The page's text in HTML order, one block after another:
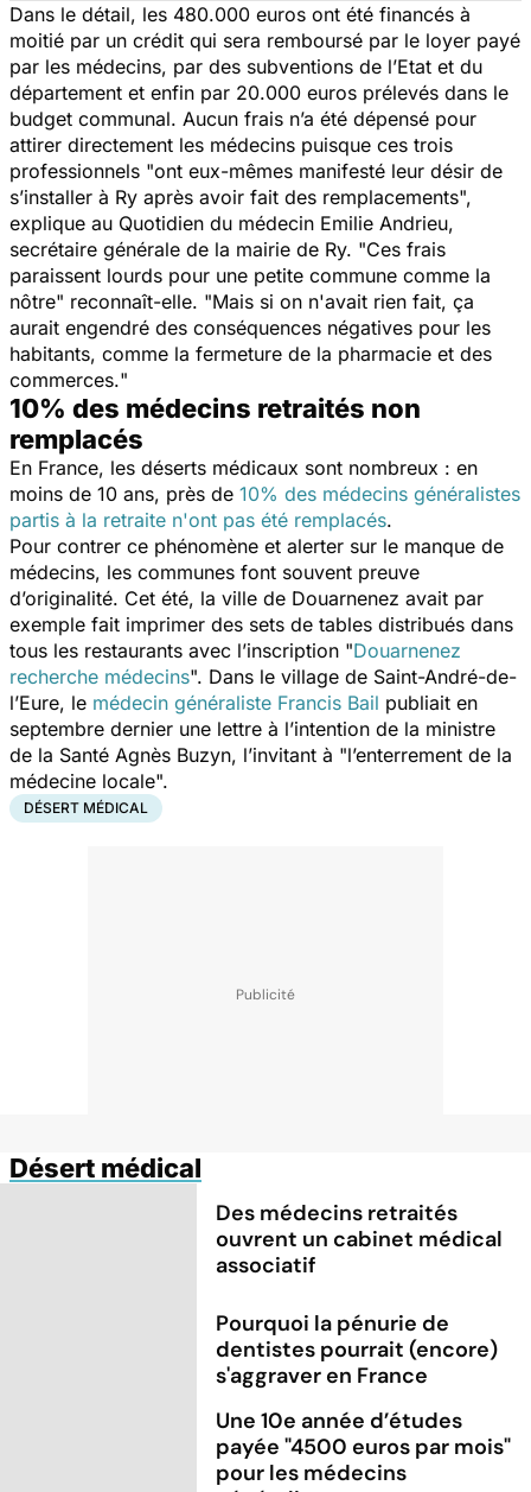
Dans le détail, les 480.000 euros ont été financés à
moitié par un crédit qui sera remboursé par le loyer payé
par les médecins, par des subventions de l’Etat et du
département et enfin par 20.000 euros prélevés dans le
budget communal. Aucun frais n’a été dépensé pour
attirer directement les médecins puisque ces trois
professionnels "ont eux-mêmes manifesté leur désir de
s’installer à Ry après avoir fait des remplacements",
explique au Quotidien du médecin Emilie Andrieu,
secrétaire générale de la mairie de Ry. "Ces frais
paraissent lourds pour une petite commune comme la
nôtre" reconnaît-elle. "Mais si on n'avait rien fait, ça
aurait engendré des conséquences négatives pour les
habitants, comme la fermeture de la pharmacie et des
commerces."
10% des médecins retraités non
remplacés
En France, les déserts médicaux sont nombreux : en
moins de 10 ans, près de 10% des médecins généralistes
partis à la retraite n'ont pas été remplacés.
Pour contrer ce phénomène et alerter sur le manque de
médecins, les communes font souvent preuve
d’originalité. Cet été, la ville de Douarnenez avait par
exemple fait imprimer des sets de tables distribués dans
tous les restaurants avec l’inscription "Douarnenez
recherche médecins". Dans le village de Saint-André-de-
l’Eure, le médecin généraliste Francis Bail publiait en
septembre dernier une lettre à l’intention de la ministre
de la Santé Agnès Buzyn, l’invitant à "l’enterrement de la
médecine locale".
DÉSERT MÉDICAL
Désert médical
Des médecins retraités
ouvrent un cabinet médical
associatif
Pourquoi la pénurie de
dentistes pourrait (encore)
s'aggraver en France
Une 10e année d’études
payée "4500 euros par mois"
pour les médecins